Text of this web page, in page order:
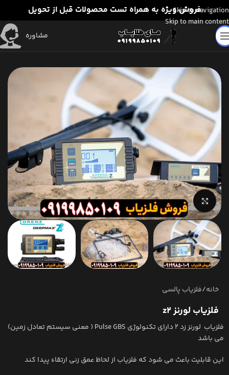
Skip to navigation
Skip to main content
فروش ویژه به همراه تست محصولات قبل از تحویل
مشاوره
برای بزرگنمایی کلیک کنید
خانه/فلزیاب پالسی
فلزیاب لورنز z2
فلزیاب لورنز زد 2 دارای تکنولوژی Pulse GBS ( معنی سیستم تعادل زمین)
می باشد
این قابلیت باعث می شود که فلزیاب از لحاظ عمق زنی ارتقاء پیدا کند